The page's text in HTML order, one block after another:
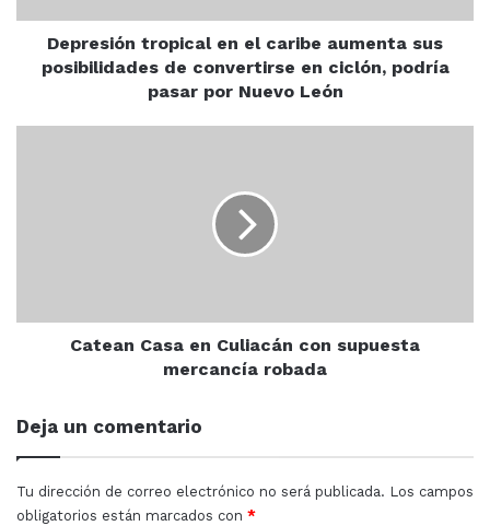
de
convertirse
Depresión tropical en el caribe aumenta sus
posibilidades de convertirse en ciclón, podría
pasar por Nuevo León
Catean Casa en Culiacán con supuesta
mercancía robada
Deja un comentario
Tu dirección de correo electrónico no será publicada. Los campos
obligatorios están marcados con *